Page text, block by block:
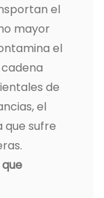
el
mayor
el
de
el
que sufre